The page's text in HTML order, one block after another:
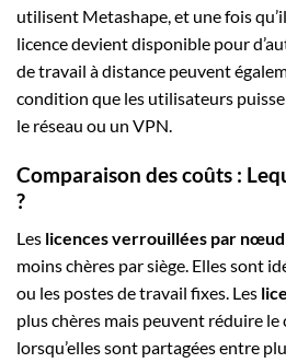
utilisent Metashape, et une fois
licence devient disponible pour
de travail à distance peuvent
condition que les utilisateurs
le réseau ou un VPN.
Comparaison des coûts :
?
Les licences verrouillées par nœud
moins chères par siège. Elles sont
ou les postes de travail fixes. Les
plus chères mais peuvent réduire
lorsqu’elles sont partagées entre